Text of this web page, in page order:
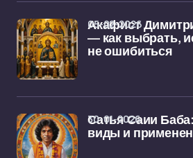
Акафист
— как выбрать,
не ошибиться
05-02-2026
Сатья Саии
виды и
30-01-2026